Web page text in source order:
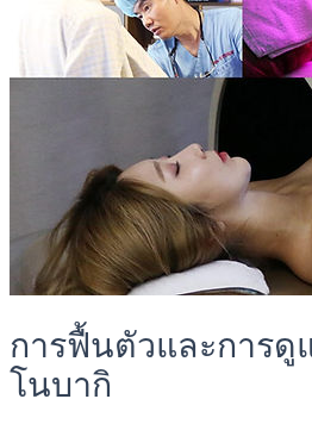
การฟื้นตัวและการ
โนบากิ